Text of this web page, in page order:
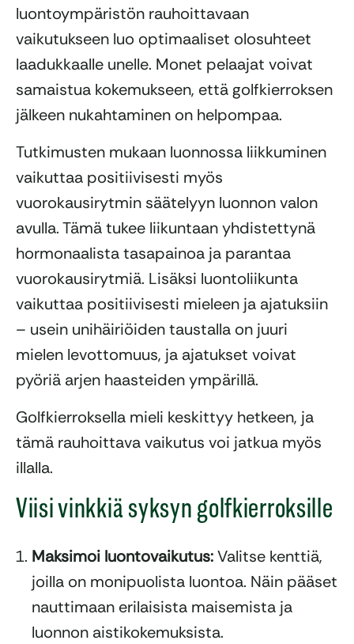
luontoympäristön rauhoittavaan
vaikutukseen luo optimaaliset olosuhteet
laadukkaalle unelle. Monet pelaajat voivat
samaistua kokemukseen, että golfkierroksen
jälkeen nukahtaminen on helpompaa.
Tutkimusten mukaan luonnossa liikkuminen
vaikuttaa positiivisesti myös
vuorokausirytmin säätelyyn luonnon valon
avulla. Tämä tukee liikuntaan yhdistettynä
hormonaalista tasapainoa ja parantaa
vuorokausirytmiä. Lisäksi luontoliikunta
vaikuttaa positiivisesti mieleen ja ajatuksiin
– usein unihäiriöiden taustalla on juuri
mielen levottomuus, ja ajatukset voivat
pyöriä arjen haasteiden ympärillä.
Golfkierroksella mieli keskittyy hetkeen, ja
tämä rauhoittava vaikutus voi jatkua myös
illalla.
Viisi vinkkiä syksyn golfkierroksille
Maksimoi luontovaikutus:Valitse kenttiä,
joilla on monipuolista luontoa. Näin pääset
nauttimaan erilaisista maisemista ja
luonnon aistikokemuksista.